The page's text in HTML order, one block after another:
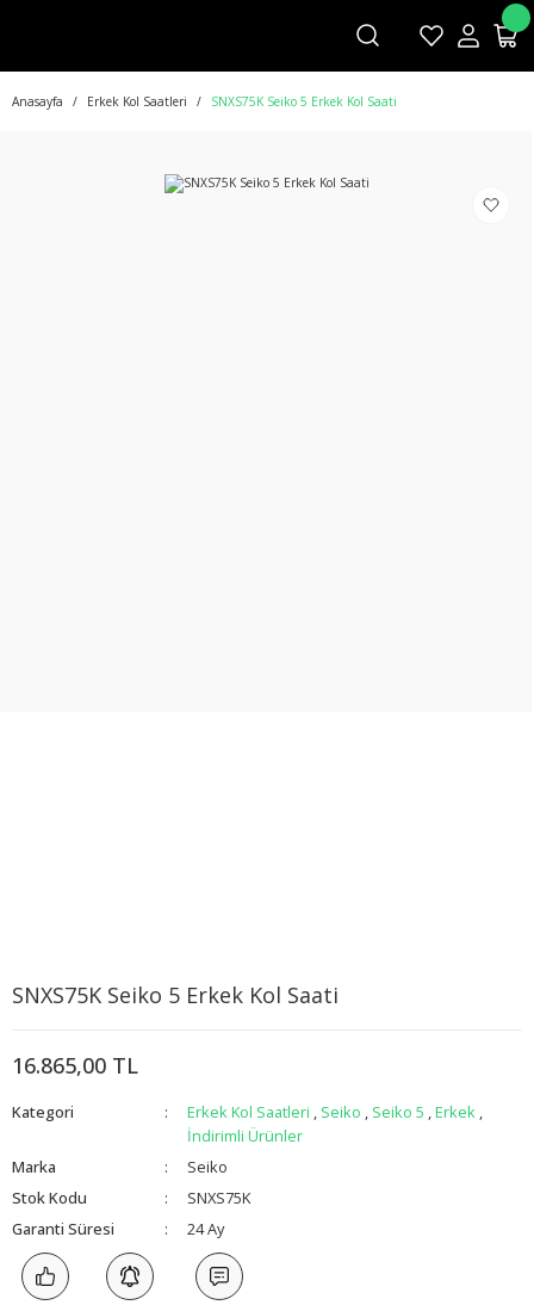
Anasayfa Erkek Kol Saatleri SNXS75K Seiko 5 Erkek Kol Saati
SNXS75K Seiko 5 Erkek Kol Saati
16.865,00 TL
Kategori Erkek Kol Saatleri , Seiko , Seiko 5 ,Erkek ,
İndirimli Ürünler
Marka
Seiko
Stok Kodu
SNXS75K
Garanti Süresi
24 Ay